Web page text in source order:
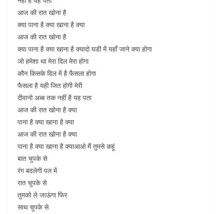
आज की रात खोना है
क्या पाना है क्या खाना है क्या
आज की रात खोना है
क्या पाना है क्या खाना है क्यादो घडी में यहाँ जाने क्या होगा
जो हमेशा था मेरा दिल मेरा होगा
कौन किसके दिल में है फैसला होगा
फैसला है यही जित होगी मेरी
दीवानो अब्ब तक नहीं है यह पता
आज की रात खोना है क्या
पाना है क्या खाना है क्या
आज की रात खोना है क्या
पाना है क्या खाना है क्याआओ मैं तुमसे कहूं
बात चुपके से
रंग बदलेगी पल में
रात चुपके से
तुमको ले जाऊंगा फिर
साथ चुपके से